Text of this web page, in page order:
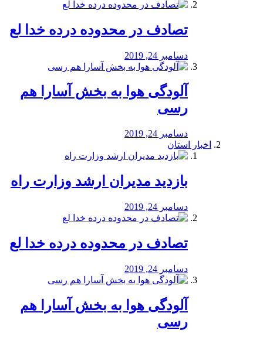
تصادف در محدوده درده خدا لع
دسامبر 24, 2019
آلودگی هوا به بخش آسارا هم
رسی
دسامبر 24, 2019
اخبار استان
بازدید مدیران ارشد وزارت راه
دسامبر 24, 2019
تصادف در محدوده درده خدا لع
دسامبر 24, 2019
آلودگی هوا به بخش آسارا هم
رسی